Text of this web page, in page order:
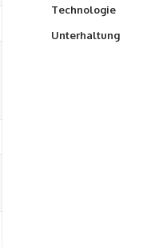
Technologie
Unterhaltung